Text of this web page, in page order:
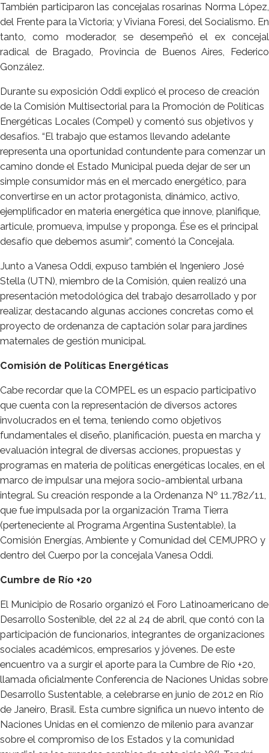
También participaron las concejalas rosarinas Norma López,
del Frente para la Victoria; y Viviana Foresi, del Socialismo. En
tanto, como moderador, se desempeñó el ex concejal
radical de Bragado, Provincia de Buenos Aires, Federico
González.
Durante su exposición Oddi explicó el proceso de creación
de la Comisión Multisectorial para la Promoción de Políticas
Energéticas Locales (Compel) y comentó sus objetivos y
desafíos. “El trabajo que estamos llevando adelante
representa una oportunidad contundente para comenzar un
camino donde el Estado Municipal pueda dejar de ser un
simple consumidor más en el mercado energético, para
convertirse en un actor protagonista, dinámico, activo,
ejemplificador en materia energética que innove, planifique,
articule, promueva, impulse y proponga. Ése es el principal
desafío que debemos asumir”, comentó la Concejala.
Junto a Vanesa Oddi, expuso también el Ingeniero José
Stella (UTN), miembro de la Comisión, quien realizó una
presentación metodológica del trabajo desarrollado y por
realizar, destacando algunas acciones concretas como el
proyecto de ordenanza de captación solar para jardines
maternales de gestión municipal.
Comisión de Políticas Energéticas
Cabe recordar que la COMPEL es un espacio participativo
que cuenta con la representación de diversos actores
involucrados en el tema, teniendo como objetivos
fundamentales el diseño, planificación, puesta en marcha y
evaluación integral de diversas acciones, propuestas y
programas en materia de políticas energéticas locales, en el
marco de impulsar una mejora socio-ambiental urbana
integral. Su creación responde a la Ordenanza Nº 11.782/11,
que fue impulsada por la organización Trama Tierra
(perteneciente al Programa Argentina Sustentable), la
Comisión Energías, Ambiente y Comunidad del CEMUPRO y
dentro del Cuerpo por la concejala Vanesa Oddi.
Cumbre de Río +20
El Municipio de Rosario organizó el Foro Latinoamericano de
Desarrollo Sostenible, del 22 al 24 de abril, que contó con la
participación de funcionarios, integrantes de organizaciones
sociales académicos, empresarios y jóvenes. De este
encuentro va a surgir el aporte para la Cumbre de Río +20,
llamada oficialmente Conferencia de Naciones Unidas sobre
Desarrollo Sustentable, a celebrarse en junio de 2012 en Río
de Janeiro, Brasil. Esta cumbre significa un nuevo intento de
Naciones Unidas en el comienzo de milenio para avanzar
sobre el compromiso de los Estados y la comunidad